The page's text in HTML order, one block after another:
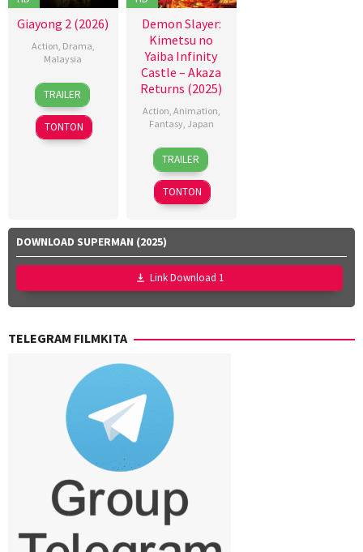
Giayong 2 (2026)
Action, Drama,
Malaysia
9
Apr
2026
Dyeanna
Jemat
Faisal
Ishak,
TRAILER
TONTON
Demon Slayer:
Kimetsu no
Yaiba Infinity
Castle – Akaza
Returns (2025)
Action, Animation,
Fantasy, Japan
18
Jul
2025
Akihiko
Uda,
Haruo
Sotozaki
Kei
Tsunematsu,
Ken
Nakazawa,
Harada,
Yuji
Shimizu
Kubo
TRAILER
TONTON
DOWNLOAD SUPERMAN (2025)
Link Download 1
TELEGRAM FILMKITA